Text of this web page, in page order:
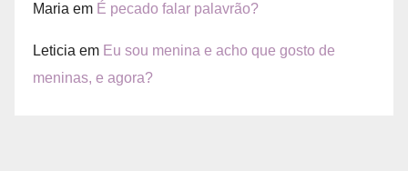
Maria em É pecado falar palavrão?
Leticia em Eu sou menina e acho que gosto de
meninas, e agora?